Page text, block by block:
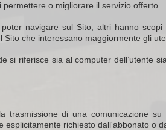
o migliorare il servizio offerto.
navigare sul Sito, altri hanno
che interessano maggiormente gli
si riferisce sia al computer dell’utente
di una comunicazione
richiesto dall'abbonato o